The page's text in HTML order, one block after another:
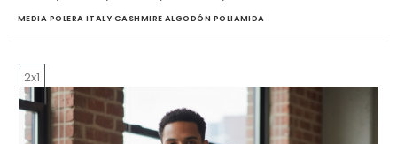
MEDIA POLERA ITALY CASHMIRE ALGODÓN POLIAMIDA
2x1